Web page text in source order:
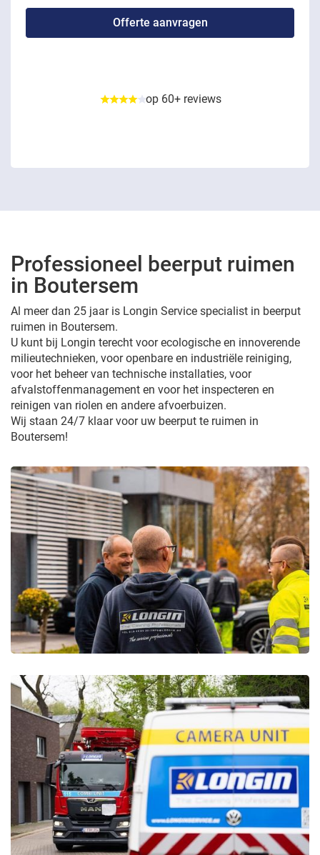
op 60+ reviews
Professioneel beerput ruimen
in Boutersem
Al meer dan 25 jaar is Longin Service specialist in beerput
ruimen in Boutersem.
U kunt bij Longin terecht voor ecologische en innoverende
milieutechnieken, voor openbare en industriële reiniging,
voor het beheer van technische installaties, voor
afvalstoffenmanagement en voor het inspecteren en
reinigen van riolen en andere afvoerbuizen.
Wij staan 24/7 klaar voor uw beerput te ruimen in
Boutersem!